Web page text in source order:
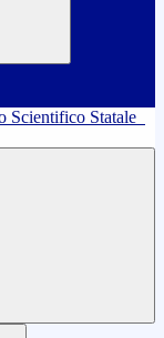
Scientifico Statale